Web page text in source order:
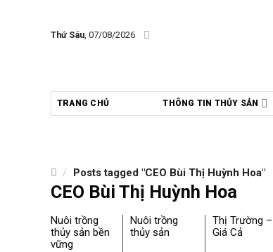
Thứ Sáu, 07/08/2026
TRANG CHỦ THÔNG TIN THỦY SẢN
/ Posts tagged "CEO Bùi Thị Huỳnh Hoa"
CEO Bùi Thị Huỳnh Hoa
Nuôi trồng
thủy sản bền
vững
Nuôi trồng
thủy sản
Thị Trường –
Giá Cả